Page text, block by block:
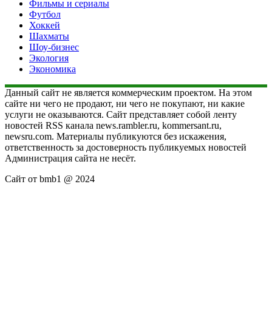
Фильмы и сериалы
Футбол
Хоккей
Шахматы
Шоу-бизнес
Экология
Экономика
Данный сайт не является коммерческим проектом. На этом
сайте ни чего не продают, ни чего не покупают, ни какие
услуги не оказываются. Сайт представляет собой ленту
новостей RSS канала news.rambler.ru, kommersant.ru,
newsru.com. Материалы публикуются без искажения,
ответственность за достоверность публикуемых новостей
Администрация сайта не несёт.
Сайт от bmb1 @ 2024